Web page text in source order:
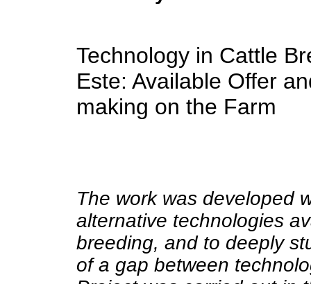
Technology in Cattle
Este: Available Offer
making on the Farm
The work was developed
alternative technologies
breeding, and to deeply
of a gap between